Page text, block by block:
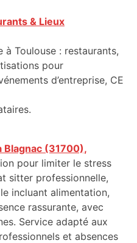
& Lieux
à Toulouse : restaurants,
pour
d’entreprise, CE
Blagnac (31700),
pour limiter le stress
sitter professionnelle,
incluant alimentation,
rassurante, avec
Service adapté aux
et absences